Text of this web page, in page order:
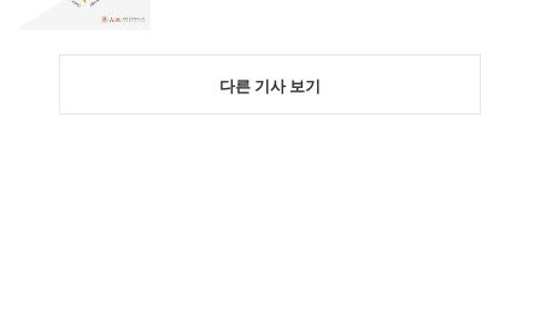
다른 기사 보기